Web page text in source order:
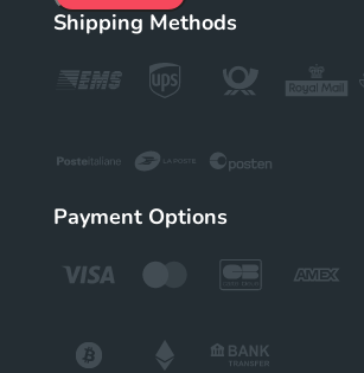
Shipping Methods
Payment Options